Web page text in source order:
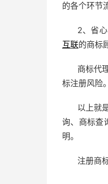
的各个环节
2、省
互联的商标
商标代
标注册风险
以上就
询、商标查
明。
注册商